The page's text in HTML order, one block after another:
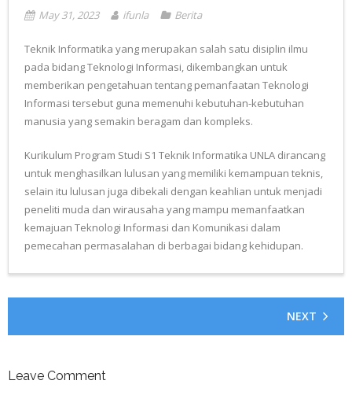
- Struktur Organisasi
- Akreditasi
- Kurikulum
- Profile Dosen
May 31, 2023 ifunla Berita
Teknik Informatika yang merupakan salah satu disiplin ilmu
pada bidang Teknologi Informasi, dikembangkan untuk
memberikan pengetahuan tentang pemanfaatan Teknologi
Informasi tersebut guna memenuhi kebutuhan-kebutuhan
manusia yang semakin beragam dan kompleks.
Kurikulum Program Studi S1 Teknik Informatika UNLA dirancang
untuk menghasilkan lulusan yang memiliki kemampuan teknis,
selain itu lulusan juga dibekali dengan keahlian untuk menjadi
peneliti muda dan wirausaha yang mampu memanfaatkan
kemajuan Teknologi Informasi dan Komunikasi dalam
pemecahan permasalahan di berbagai bidang kehidupan.
NEXT
Leave Comment